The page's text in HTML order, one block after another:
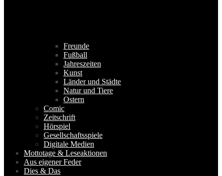
Freunde
Fußball
Jahreszeiten
Kunst
Länder und Städte
Natur und Tiere
Ostern
Comic
Zeitschrift
Hörspiel
Gesellschaftsspiele
Digitale Medien
Mottotage & Leseaktionen
Aus eigener Feder
Dies & Das